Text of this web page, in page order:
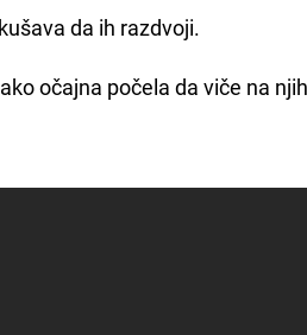
da ih razdvoji.
očajna počela da viče na